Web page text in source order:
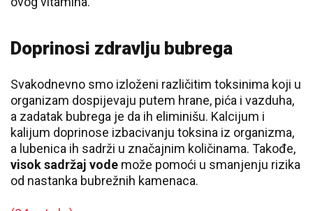
Doprinosi zdravlju bubrega
Svakodnevno smo izloženi različitim toksinima koji u
organizam dospijevaju putem hrane, pića i vazduha,
a zadatak bubrega je da ih eliminišu. Kalcijum i
kalijum doprinose izbacivanju toksina iz organizma,
a lubenica ih sadrži u značajnim količinama. Takođe,
visok sadržaj vode može pomoći u smanjenju rizika
od nastanka bubrežnih kamenaca.